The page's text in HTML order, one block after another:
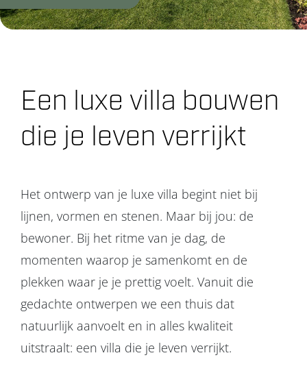
Duurzaamheid
Over ons
Contact
Een luxe villa bouwen
die je leven verrijkt
Het ontwerp van je luxe villa begint niet bij
lijnen, vormen en stenen. Maar bij jou: de
bewoner. Bij het ritme van je dag, de
momenten waarop je samenkomt en de
plekken waar je je prettig voelt. Vanuit die
gedachte ontwerpen we een thuis dat
natuurlijk aanvoelt en in alles kwaliteit
uitstraalt: een villa die je leven verrijkt.